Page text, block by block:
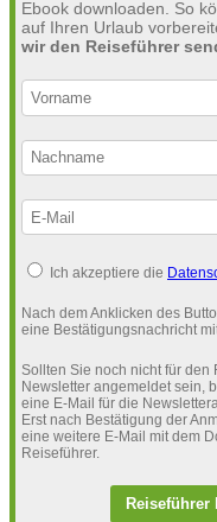
Ebook downloaden. So
auf Ihren Urlaub
wir den Reiseführer
Ich akzeptiere die
Nach dem Anklicken des
eine Bestätigungsnachricht
Sollten Sie noch nicht für den
Newsletter angemeldet sein,
eine E-Mail für die
Erst nach Bestätigung der
eine weitere E-Mail mit dem
Reiseführer.